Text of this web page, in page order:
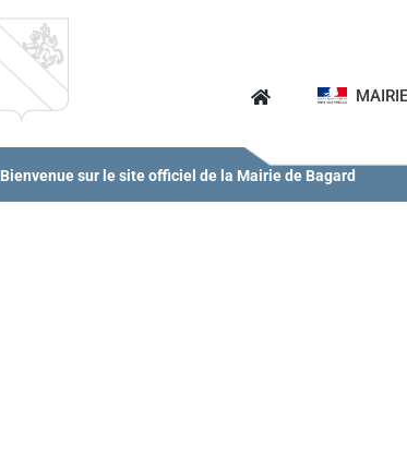
MAIRIE
Bienvenue sur le site officiel de la Mairie de Bagard